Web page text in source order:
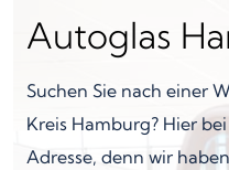
Autoglas
Suchen Sie nach einer
Kreis Hamburg? Hier
Adresse, denn wir